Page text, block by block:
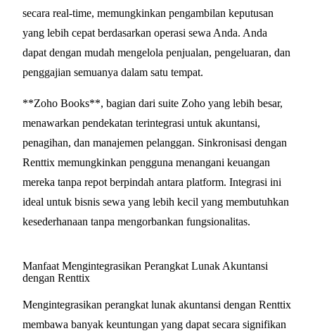
secara real-time, memungkinkan pengambilan keputusan
yang lebih cepat berdasarkan operasi sewa Anda. Anda
dapat dengan mudah mengelola penjualan, pengeluaran, dan
penggajian semuanya dalam satu tempat.
**Zoho Books**, bagian dari suite Zoho yang lebih besar,
menawarkan pendekatan terintegrasi untuk akuntansi,
penagihan, dan manajemen pelanggan. Sinkronisasi dengan
Renttix memungkinkan pengguna menangani keuangan
mereka tanpa repot berpindah antara platform. Integrasi ini
ideal untuk bisnis sewa yang lebih kecil yang membutuhkan
kesederhanaan tanpa mengorbankan fungsionalitas.
Manfaat Mengintegrasikan Perangkat Lunak Akuntansi
dengan Renttix
Mengintegrasikan perangkat lunak akuntansi dengan Renttix
membawa banyak keuntungan yang dapat secara signifikan